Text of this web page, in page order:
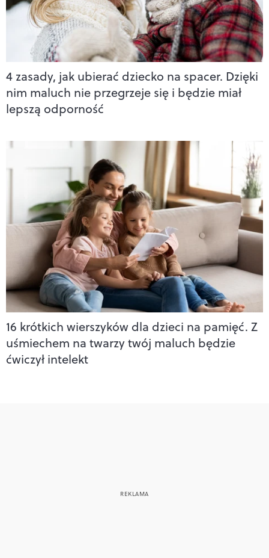
4 zasady, jak ubierać dziecko na spacer. Dzięki
nim maluch nie przegrzeje się i będzie miał
lepszą odporność
16 krótkich wierszyków dla dzieci na pamięć. Z
uśmiechem na twarzy twój maluch będzie
ćwiczył intelekt